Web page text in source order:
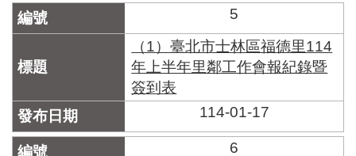
長
名
5
（1）臺北市士林區福德里114
年上半年里鄰工作會報紀錄暨
簽到表
114-01-17
6